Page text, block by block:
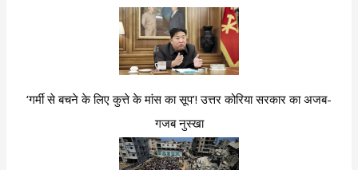
‘गर्मी से बचने के लिए कुत्ते के मांस का सूप’! उत्तर कोरिया सरकार का अजब-
गजब नुस्खा